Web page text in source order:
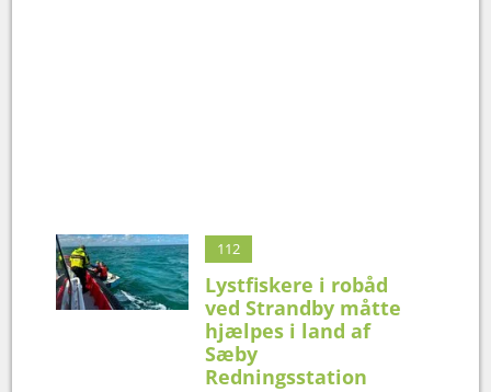
112
Lystfiskere i robåd
ved Strandby måtte
hjælpes i land af
Sæby
Redningsstation